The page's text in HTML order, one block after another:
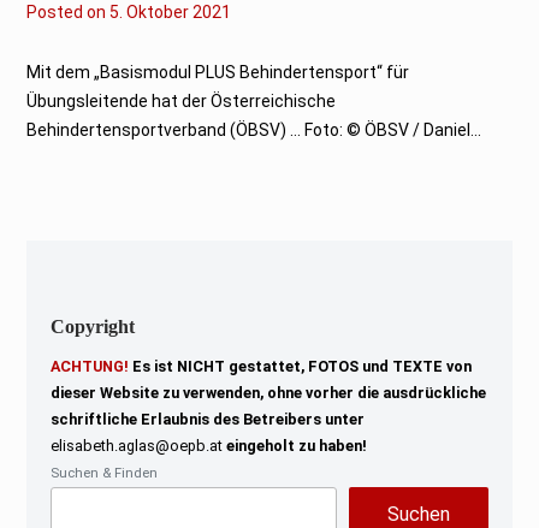
Posted on6
k
o
b
5. Oktober 2021
Mit dem „Basismodul PLUS Behindertensport“ für
Übungsleitende hat der Österreichische
Behindertensportverband (ÖBSV) … Foto: © ÖBSV / Daniel...
Copyright
ACHTUNG! Es ist NICHT gestattet, FOTOS und TEXTE von
dieser Website zu verwenden, ohne vorher die ausdrückliche
schriftliche Erlaubnis des Betreibers unter
elisabeth.aglas@oepb.at eingeholt zu haben!
Suchen & Finden
Suchen